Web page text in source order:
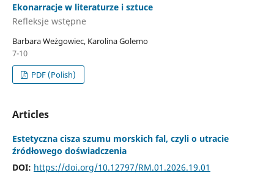
Ekonarracje w literaturze i sztuce
Refleksje wstępne
Barbara Weżgowiec, Karolina Golemo
7-10
PDF (Polish)
Articles
Estetyczna cisza szumu morskich fal, czyli o utracie
źródłowego doświadczenia
DOI: https://doi.org/10.12797/RM.01.2026.19.01